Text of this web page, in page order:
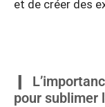
et de créer des
pour sublimer